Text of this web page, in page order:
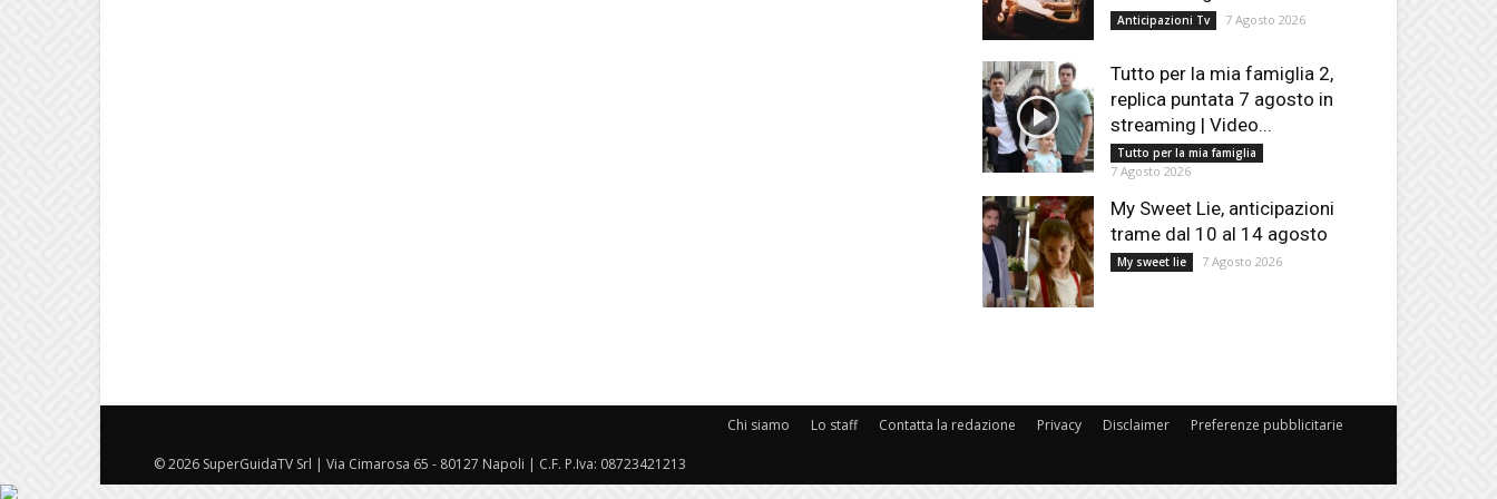
Anticipazioni Tv 7 Agosto 2026
Tutto per la mia famiglia 2,
replica puntata 7 agosto in
streaming | Video...
Tutto per la mia famiglia
7 Agosto 2026
My Sweet Lie, anticipazioni
trame dal 10 al 14 agosto
My sweet lie 7 Agosto 2026
Chi siamo Lo staff Contatta la redazione Privacy Disclaimer Preferenze pubblicitarie
© 2026 SuperGuidaTV Srl | Via Cimarosa 65 - 80127 Napoli | C.F. P.Iva: 08723421213